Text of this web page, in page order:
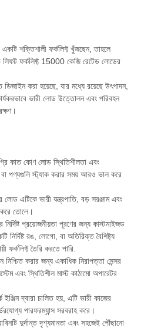
শক্তিশালী ফর্কলিফ্ট খুঁজছেন, তাহলে
লিফট ফর্কলিফ্ট 15000 কেজি রেটেড লোডের
ডিজাইন করা হয়েছে, যার মধ্যে রয়েছে উৎপাদন,
ভারী লোড উত্তোলন এবং পরিবহন
কাত কোণ লোড স্থিতিশীলতা এবং
বা পণ্যগুলি স্ট্যাক করার সময় আরও ভাল করে
এটিকে ভারী যন্ত্রপাতি, বড় সরঞ্জাম এবং
তোলে।
প্রয়োজনীয়তা পূরণের জন্য কাস্টমাইজড
রঙ, লোগো, বা অতিরিক্ত বৈশিষ্ট্য
ফর্কলিফ্ট তৈরি করতে পারি.
নিশ্চিত করার জন্য একাধিক নিরাপত্তা সেন্সর
এবং স্থিতিশীল মাস্ট কাঠামো অপারেটর
দ্বারা চালিত হয়, এটি ভারী কাজের
পারফরম্যান্স সরবরাহ করে।
দুর্দান্ত দৃশ্যমানতা এবং সহজেই পৌঁছানো